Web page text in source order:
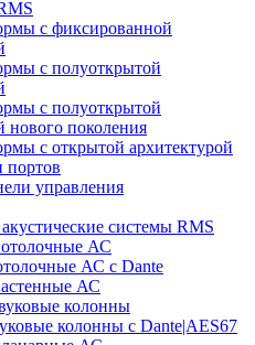
с фиксированной
с полуоткрытой
с полуоткрытой
нового поколения
с открытой архитектурой
портов
управления
системы RMS
АС
АС с Dante
АС
колонны
колонны с Dante|AES67